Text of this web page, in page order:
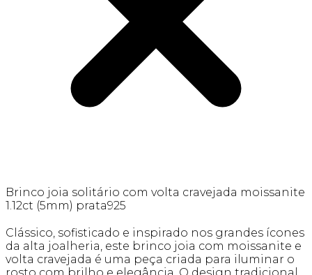
Brinco joia solitário com volta cravejada moissanite
1.12ct (5mm) prata925
Clássico, sofisticado e inspirado nos grandes ícones
da alta joalheria, este brinco joia com moissanite e
volta cravejada é uma peça criada para iluminar o